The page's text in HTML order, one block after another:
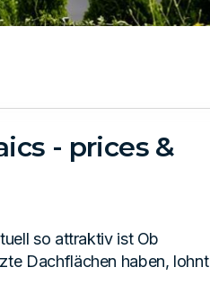
- prices &
so attraktiv ist Ob
Dachflächen haben, lohnt